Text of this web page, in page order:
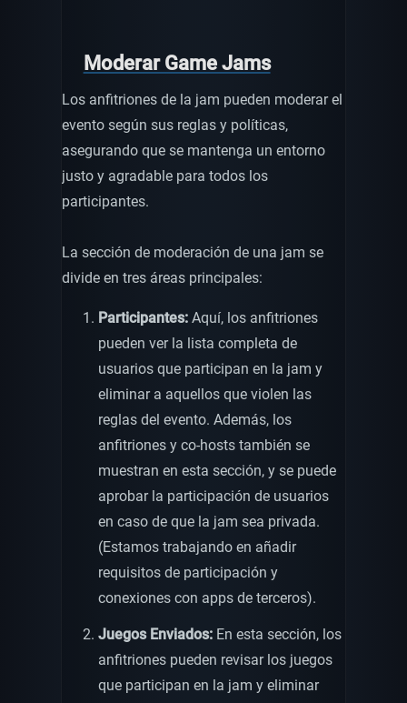
Moderar Game Jams
Los anfitriones de la jam pueden moderar el
evento según sus reglas y políticas,
asegurando que se mantenga un entorno
justo y agradable para todos los
participantes.
La sección de moderación de una jam se
divide en tres áreas principales:
Participantes: Aquí, los anfitriones
pueden ver la lista completa de
usuarios que participan en la jam y
eliminar a aquellos que violen las
reglas del evento. Además, los
anfitriones y co-hosts también se
muestran en esta sección, y se puede
aprobar la participación de usuarios
en caso de que la jam sea privada.
(Estamos trabajando en añadir
requisitos de participación y
conexiones con apps de terceros).
Juegos Enviados: En esta sección, los
anfitriones pueden revisar los juegos
que participan en la jam y eliminar